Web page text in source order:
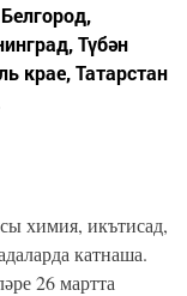
Түбән
крае, Татарстан
химия, икътисад,
катнаша.
26 мартта